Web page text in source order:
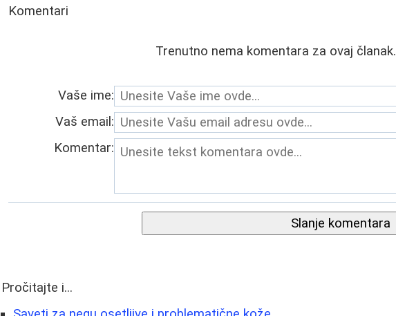
Komentari
Trenutno nema komentara za ovaj članak.
Vaše ime:
Vaš email:
Komentar:
Slanje komentara
Pročitajte i...